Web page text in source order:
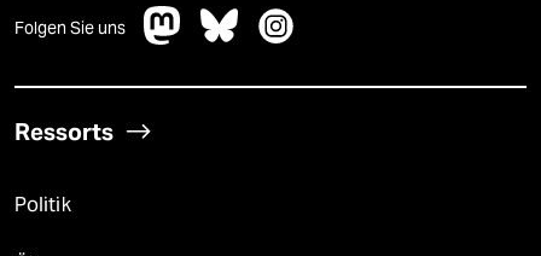
Folgen Sie uns
Ressorts
Politik